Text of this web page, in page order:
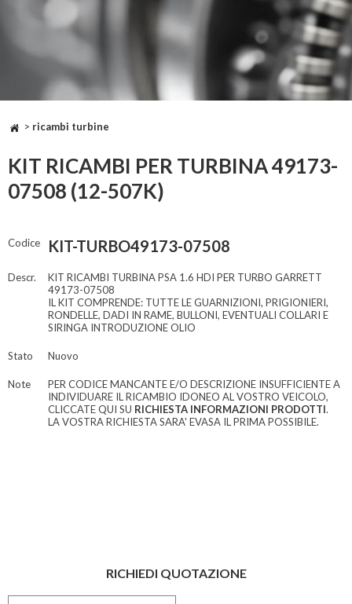
> ricambi turbine
KIT RICAMBI PER TURBINA 49173-
07508 (12-507K)
Codice KIT-TURBO49173-07508
Descr.
KIT RICAMBI TURBINA PSA 1.6 HDI PER TURBO GARRETT
49173-07508
IL KIT COMPRENDE: TUTTE LE GUARNIZIONI, PRIGIONIERI,
RONDELLE, DADI IN RAME, BULLONI, EVENTUALI COLLARI E
SIRINGA INTRODUZIONE OLIO
Stato Nuovo
Note
PER CODICE MANCANTE E/O DESCRIZIONE INSUFFICIENTE A
INDIVIDUARE IL RICAMBIO IDONEO AL VOSTRO VEICOLO,
CLICCATE QUI SU RICHIESTA INFORMAZIONI PRODOTTI.
LA VOSTRA RICHIESTA SARA' EVASA IL PRIMA POSSIBILE.
RICHIEDI QUOTAZIONE